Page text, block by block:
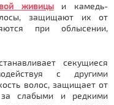
живицыи камедь-
защищают их от
при облысении,
секущиеся
с другими
волос, защищает от
за слабыми и редкими